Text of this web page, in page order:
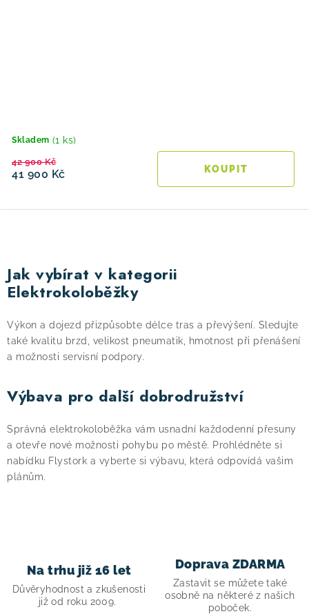
Skladem (1 ks)
41 900 Kč
42 900 Kč
v
l
á
d
a
c
p
v
k
y
v
Jak vybírat v kategorii
Elektrokoloběžky
Výkon a dojezd přizpůsobte délce tras a převýšení. Sledujte
také kvalitu brzd, velikost pneumatik, hmotnost při přenášení
a možnosti servisní podpory.
Výbava pro další dobrodružství
Správná elektrokoloběžka vám usnadní každodenní přesuny
a otevře nové možnosti pohybu po městě. Prohlédněte si
nabídku Flystork a vyberte si výbavu, která odpovídá vašim
plánům.
Na trhu již 16 let
Důvěryhodnost a zkušenosti
již od roku 2009.
Doprava ZDARMA
Zastavit se můžete také
osobně na některé z našich
poboček.